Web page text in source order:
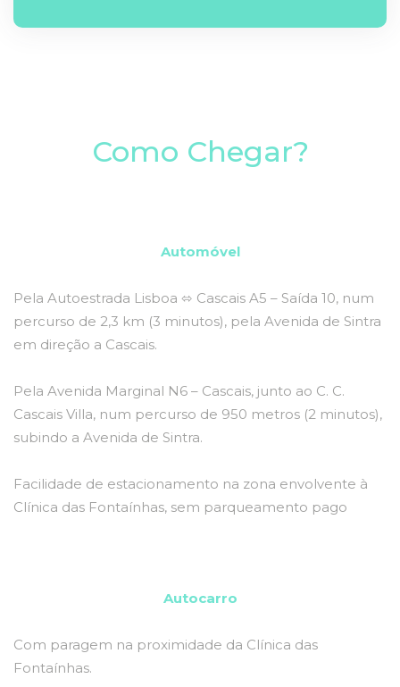
Como Chegar?
Automóvel
Pela Autoestrada Lisboa ⬄ Cascais A5 – Saída 10, num
percurso de 2,3 km (3 minutos), pela Avenida de Sintra
em direção a Cascais.
Pela Avenida Marginal N6 – Cascais, junto ao C. C.
Cascais Villa, num percurso de 950 metros (2 minutos),
subindo a Avenida de Sintra.
Facilidade de estacionamento na zona envolvente à
Clínica das Fontaínhas, sem parqueamento pago
Autocarro
Com paragem na proximidade da Clínica das
Fontaínhas.